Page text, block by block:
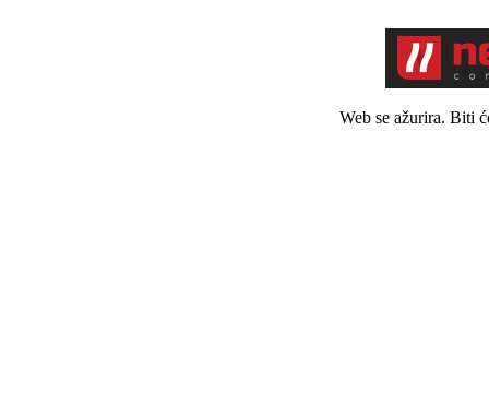
Web se ažurira. Biti